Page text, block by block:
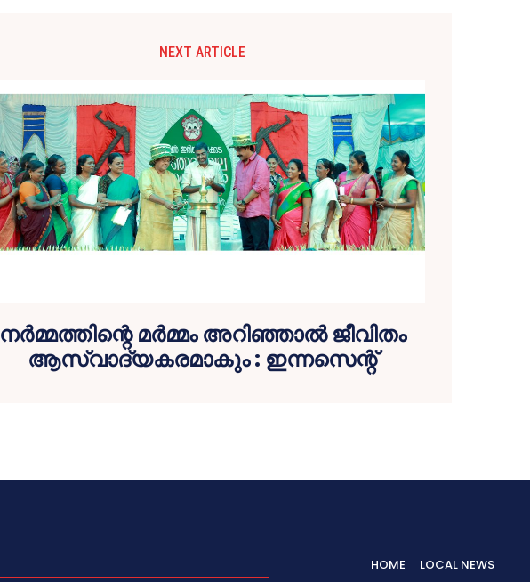
NEXT ARTICLE
നര്‍മ്മത്തിന്റെ മര്‍മ്മം അറിഞ്ഞാല്‍ ജീവിതം
ആസ്വാദ്യകരമാകും : ഇന്നസെന്റ്
HOME
LOCAL NEWS